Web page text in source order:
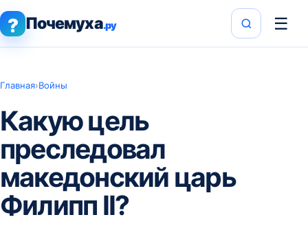
? Почемуха.ру ☰
Главная›Войны
Какую цель
преследовал
македонский царь
Филипп II?